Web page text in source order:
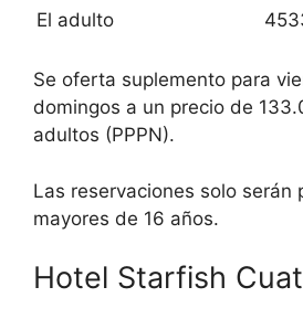
El adulto
Se oferta suplemento para
domingos a un precio de
adultos (PPPN).
Las reservaciones solo serán
mayores de 16 años.
Hotel Starfish